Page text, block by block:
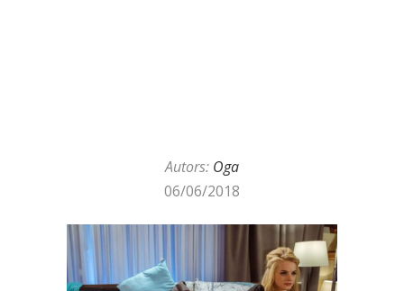
Autors: Oga
06/06/2018